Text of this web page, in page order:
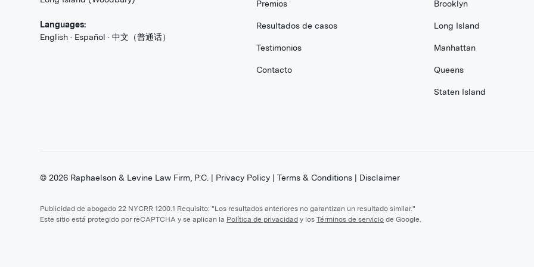
Languages:
English · Español · 中文（普通话）
Premios
Resultados de casos
Testimonios
Contacto
Brooklyn
Long Island
Manhattan
Queens
Staten Island
©2026 Raphaelson & Levine Law Firm, P.C. | Privacy Policy |Terms & Conditions | Disclaimer
Publicidad de abogado 22 NYCRR 1200.1 Requisito: "Los resultados anteriores no garantizan un resultado similar."
Este sitio está protegido por reCAPTCHA y se aplican la Política de privacidad y losTérminos de servicio de Google.